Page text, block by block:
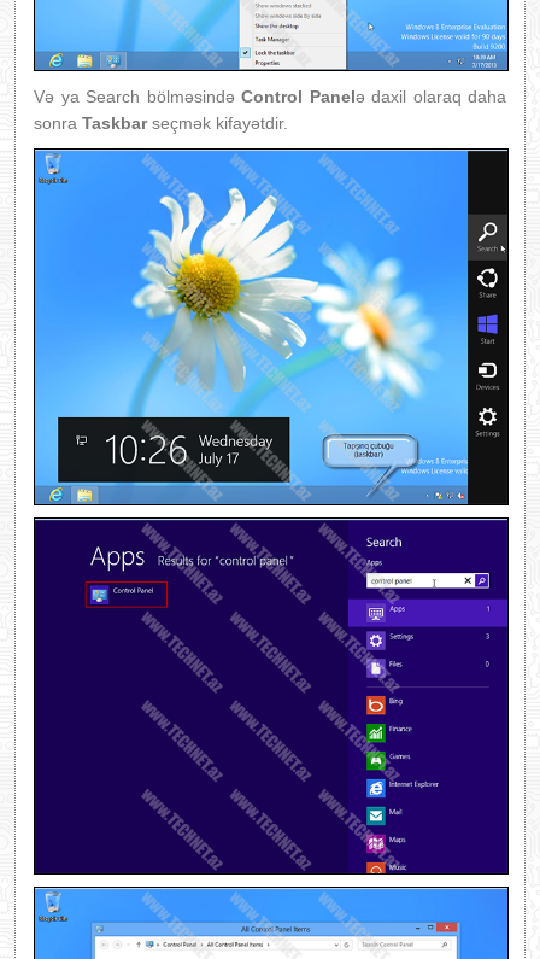
Və ya Search bölməsində Control Panelə daxil olaraq daha
sonra Taskbarseçmək kifayətdir.